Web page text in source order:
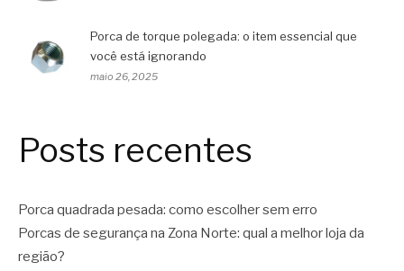
Porca de torque polegada: o item essencial que
você está ignorando
maio 26, 2025
Posts recentes
Porca quadrada pesada: como escolher sem erro
Porcas de segurança na Zona Norte: qual a melhor loja da
região?